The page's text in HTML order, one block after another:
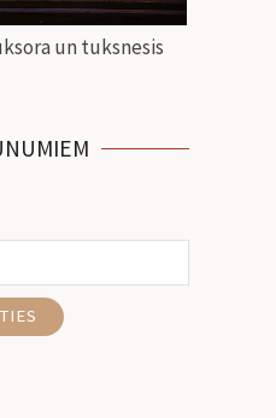
un tuksnesis